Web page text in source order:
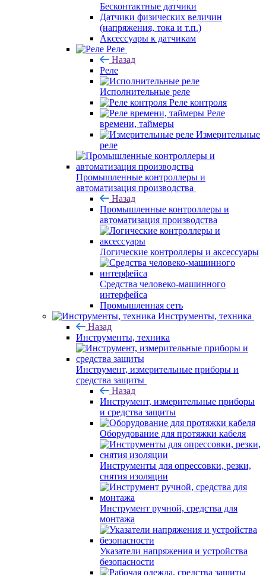
Бесконтактные датчики
Датчики физических величин
(напряжения, тока и т.п.)
Аксессуары к датчикам
Реле
Назад
Реле
Исполнительные реле
Реле контроля
Реле
времени, таймеры
Измерительные
реле
Промышленные контроллеры и
автоматизация производства
Назад
Промышленные контроллеры и
автоматизация производства
Логические контроллеры и аксессуары
Средства человеко-машинного
интерфейса
Промышленная сеть
Инструменты, техника
Назад
Инструменты, техника
Инструмент, измерительные приборы и
средства защиты
Назад
Инструмент, измерительные приборы
и средства защиты
Оборудование для протяжки кабеля
Инструменты для опрессовки, резки,
снятия изоляции
Инструмент ручной, средства для
монтажа
Указатели напряжения и устройства
безопасности